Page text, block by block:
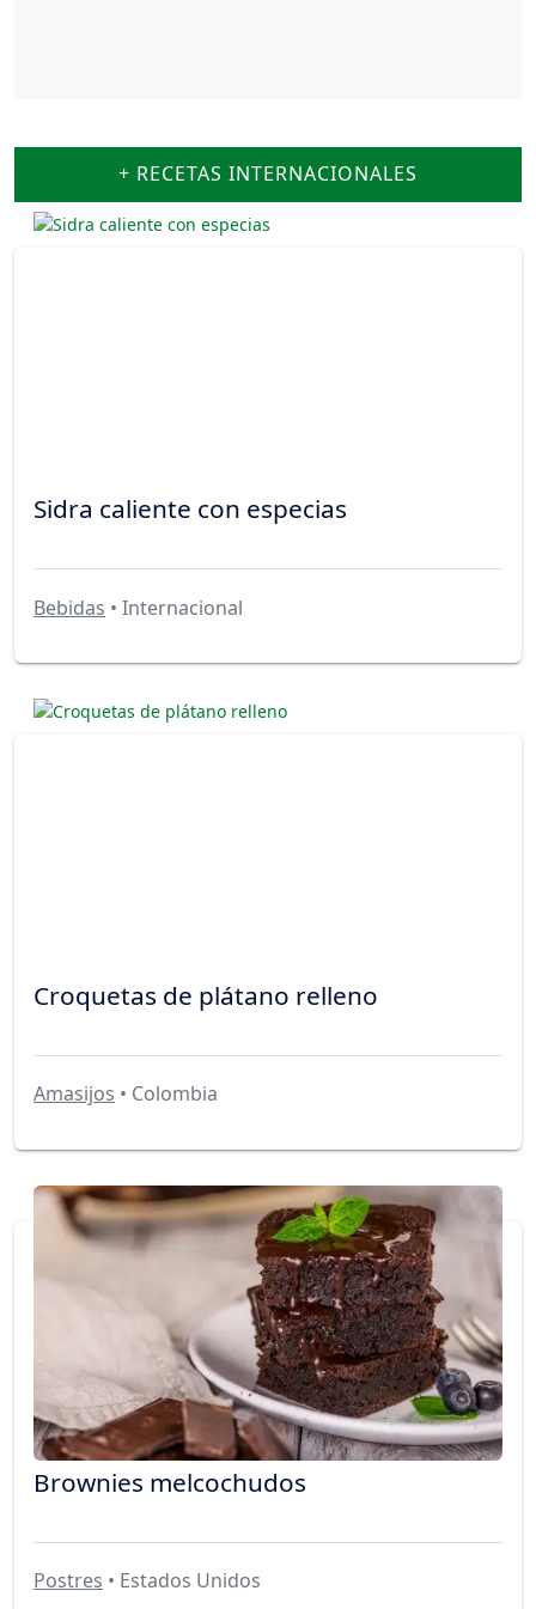
+ RECETAS INTERNACIONALES
Sidra caliente con especias
Bebidas • Internacional
Croquetas de plátano relleno
Amasijos • Colombia
Brownies melcochudos
Postres • Estados Unidos